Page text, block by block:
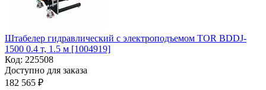
Штабелер гидравлический с электроподъемом TOR BDDJ-
1500 0.4 т, 1.5 м [1004919]
Код: 225508
Доступно для заказа
182 565 ₽